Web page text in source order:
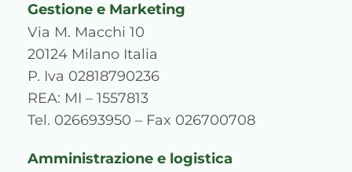
t
a
g
r
a
m
e
b
o
o
k
t
e
s
Gestione e Marketing
Via M. Macchi 10
20124 Milano Italia
P. Iva 02818790236
REA: MI – 1557813
Tel. 026693950 – Fax 026700708
Amministrazione e logistica